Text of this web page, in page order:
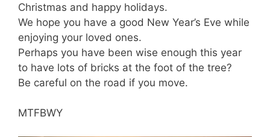
Christmas and happy holidays.
We hope you have a good New Year’s Eve while
enjoying your loved ones.
Perhaps you have been wise enough this year
to have lots of bricks at the foot of the tree?
Be careful on the road if you move.
MTFBWY